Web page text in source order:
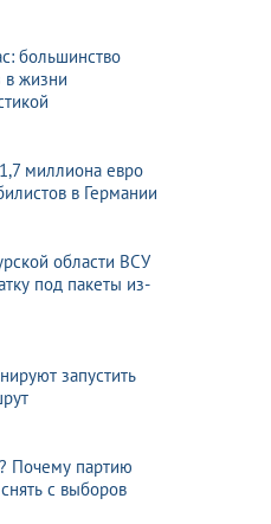
большинство
в жизни
миллиона евро
в Германии
области ВСУ
под пакеты из-
запустить
Почему партию
с выборов